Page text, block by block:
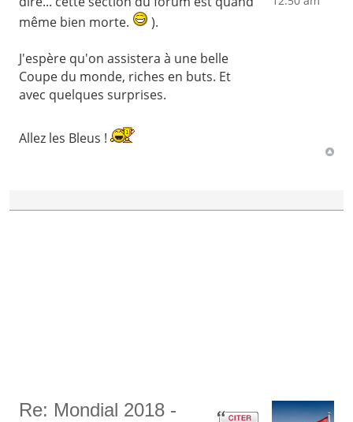
même bien morte.
).
J'espère qu'on assistera à une belle
Coupe du monde, riches en buts. Et
avec quelques surprises.
Allez les Bleus !
Re: Mondial 2018 -